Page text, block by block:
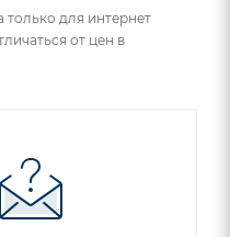
только для интернет
от цен в